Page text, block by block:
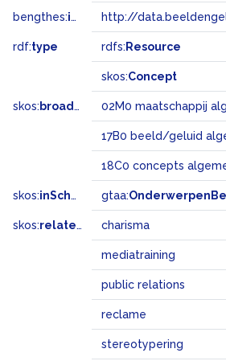
bengthes:inSet http://
rdf:type rdfs: Resource
skos:Concept
skos: broadMatch 02M0 maatschappij
17B0 beeld/geluid
18C0 concepts
skos:inScheme gtaa:
skos:related charisma
mediatraining
public relations
reclame
stereotypering